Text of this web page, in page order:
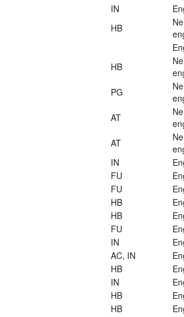
IN
HB
HB
PG
AT
AT
IN
FU
FU
HB
HB
FU
IN
AC, IN
HB
IN
HB
HB